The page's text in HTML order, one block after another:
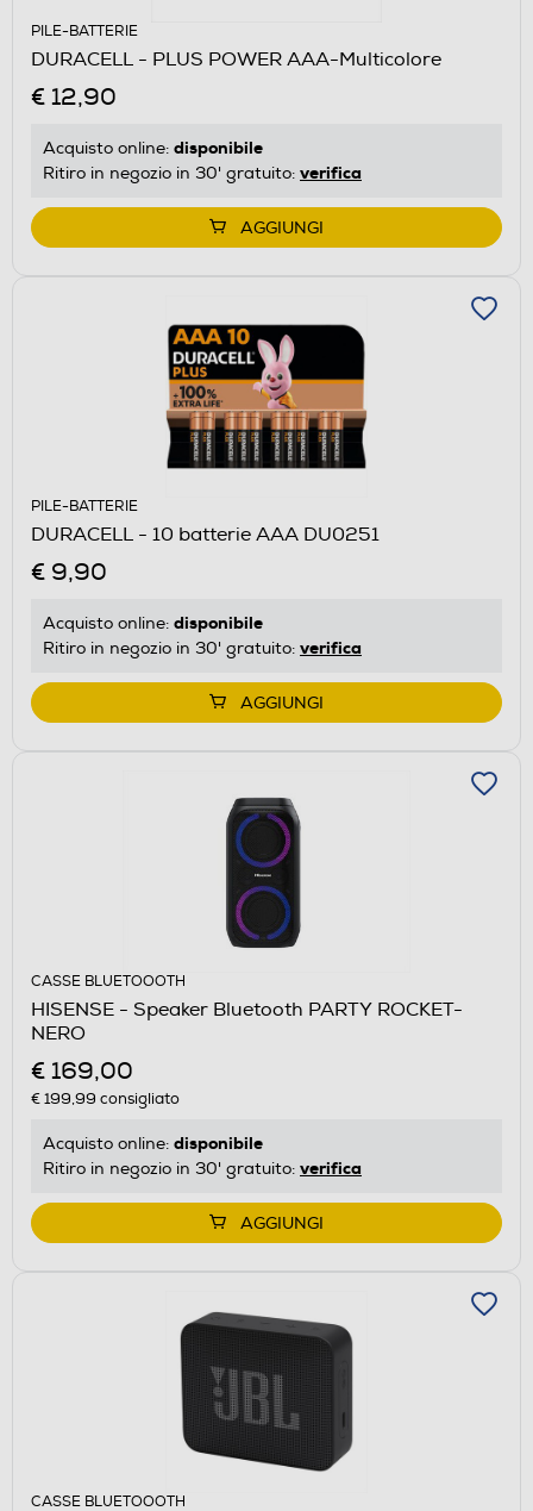
PILE-BATTERIE
DURACELL - PLUS POWER AAA-Multicolore
€ 12,90
Acquisto online: disponibile
Ritiro in negozio in 30' gratuito: verifica
AGGIUNGI
PILE-BATTERIE
DURACELL - 10 batterie AAA DU0251
€ 9,90
Acquisto online: disponibile
Ritiro in negozio in 30' gratuito: verifica
AGGIUNGI
CASSE BLUETOOOTH
HISENSE - Speaker Bluetooth PARTY ROCKET-
NERO
€ 169,00
€ 199,99 consigliato
Acquisto online: disponibile
Ritiro in negozio in 30' gratuito: verifica
AGGIUNGI
CASSE BLUETOOOTH